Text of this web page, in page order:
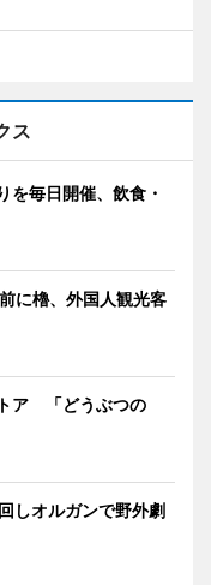
ス
毎日開催、飲食・
に櫓、外国人観光客
ア 「どうぶつの
しオルガンで野外劇